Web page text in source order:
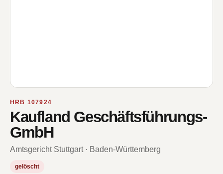
HRB 107924
Kaufland Geschäftsführungs-
GmbH
Amtsgericht Stuttgart · Baden-Württemberg
gelöscht